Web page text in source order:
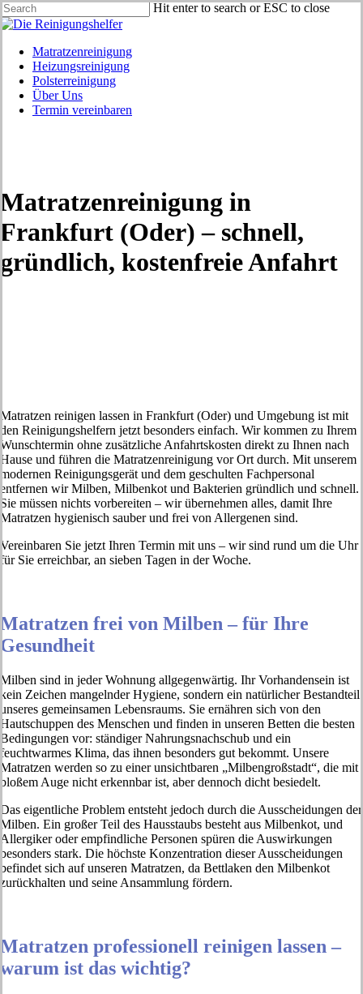
Skip
to
content
Hit enter to search or ESC to close
Close
Menu
Matratzenreinigung
Heizungsreinigung
Polsterreinigung
Über Uns
Termin vereinbaren
Matratzenreinigung in
Frankfurt (Oder) – schnell,
gründlich, kostenfreie Anfahrt
Matratzen reinigen lassen in Frankfurt (Oder) und Umgebung ist mit
den Reinigungshelfern jetzt besonders einfach. Wir kommen zu Ihrem
Wunschtermin ohne zusätzliche Anfahrtskosten direkt zu Ihnen nach
Hause und führen die Matratzenreinigung vor Ort durch. Mit unserem
modernen Reinigungsgerät und dem geschulten Fachpersonal
entfernen wir Milben, Milbenkot und Bakterien gründlich und schnell.
Sie müssen nichts vorbereiten – wir übernehmen alles, damit Ihre
Matratzen hygienisch sauber und frei von Allergenen sind.
Vereinbaren Sie jetzt Ihren Termin mit uns – wir sind rund um die Uhr
für Sie erreichbar, an sieben Tagen in der Woche.
Matratzen frei von Milben – für Ihre
Gesundheit
Milben sind in jeder Wohnung allgegenwärtig. Ihr Vorhandensein ist
kein Zeichen mangelnder Hygiene, sondern ein natürlicher Bestandteil
unseres gemeinsamen Lebensraums. Sie ernähren sich von den
Hautschuppen des Menschen und finden in unseren Betten die besten
Bedingungen vor: ständiger Nahrungsnachschub und ein
feuchtwarmes Klima, das ihnen besonders gut bekommt. Unsere
Matratzen werden so zu einer unsichtbaren „Milbengroßstadt“, die mit
bloßem Auge nicht erkennbar ist, aber dennoch dicht besiedelt.
Das eigentliche Problem entsteht jedoch durch die Ausscheidungen der
Milben. Ein großer Teil des Hausstaubs besteht aus Milbenkot, und
Allergiker oder empfindliche Personen spüren die Auswirkungen
besonders stark. Die höchste Konzentration dieser Ausscheidungen
befindet sich auf unseren Matratzen, da Bettlaken den Milbenkot
zurückhalten und seine Ansammlung fördern.
Matratzen professionell reinigen lassen –
warum ist das wichtig?